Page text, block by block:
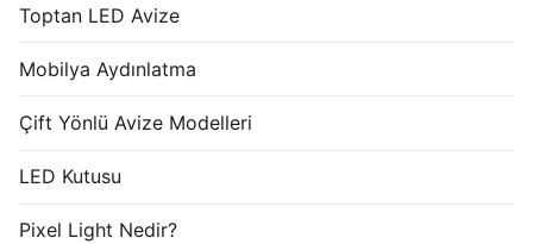
Toptan LED Avize
Mobilya Aydınlatma
Çift Yönlü Avize Modelleri
LED Kutusu
Pixel Light Nedir?